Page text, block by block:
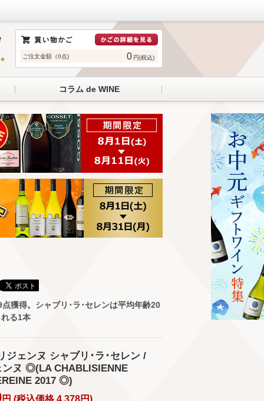
ご注文金額（0点) 0 円(税込)
コラム de WINE
獲得。シャブリ･ラ･セレンは平均年齢20
る1本
ジェンヌ シャブリ･ラ･セレン /
ンヌ ◎(LA CHABLISIENNE
2017 ◎)